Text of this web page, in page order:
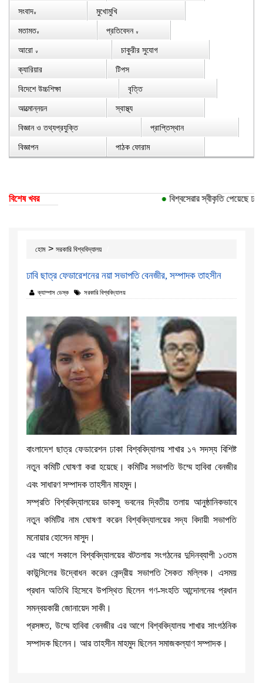
সংবাদ∨
মুখোমুখি
মতামত∨ প্রতিবেদন ∨
আরো ∨
চাকুরীর সুযোগ
ক্যারিয়ার
টিপস
বিদেশে উচ্চশিক্ষা
বৃত্তি
আত্মোন্নয়ন
স্বাস্থ্য
বিজ্ঞান ও তথ্যপ্রযুক্তি
প্রাপ্তিস্থান
বিজ্ঞাপন
পাঠক ফোরাম
বিশেষ খবর বিশ্বসেরার স্বীকৃতি পেয়েছে ঢাকা
হোম > সরকারি বিশ্ববিদ্যালয়
ঢাবি ছাত্র ফেডারেশনের নয়া সভাপতি বেনজীর, সম্পাদক তাহসীন
ক্যাম্পাস ডেস্ক সরকারি বিশ্ববিদ্যালয়
বাংলাদেশ ছাত্র ফেডারেশন ঢাকা বিশ্ববিদ্যালয় শাখার ১৭ সদস্য বিশিষ্ট
নতুন কমিটি ঘোষণা করা হয়েছে। কমিটির সভাপতি উম্মে হাবিবা বেনজীর
এবং সাধারণ সম্পাদক তাহসীন মাহমুদ।
সম্প্রতি বিশ্ববিদ্যালয়ের ডাকসু ভবনের দ্বিতীয় তলায় আনুষ্ঠানিকভাবে
নতুন কমিটির নাম ঘোষণা করেন বিশ্ববিদ্যালয়ের সদ্য বিদায়ী সভাপতি
মনোয়ার হোসেন মাসুদ।
এর আগে সকালে বিশ্ববিদ্যালয়ের বটতলায় সংগঠনের দুদিনব্যাপী ১৩তম
কাউন্সিলের উদ্বোধন করেন কেন্দ্রীয় সভাপতি সৈকত মল্লিক। এসময়
প্রধান অতিথি হিসেবে উপস্থিত ছিলেন গণ-সংহতি আন্দোলনের প্রধান
সমন্বয়কারী জোনায়েদ সাকী।
প্রসঙ্গত, উম্মে হাবিবা বেনজীর এর আগে বিশ্ববিদ্যালয় শাখার সাংগঠনিক
সম্পাদক ছিলেন। আর তাহসীন মাহমুদ ছিলেন সমাজকল্যাণ সম্পাদক।